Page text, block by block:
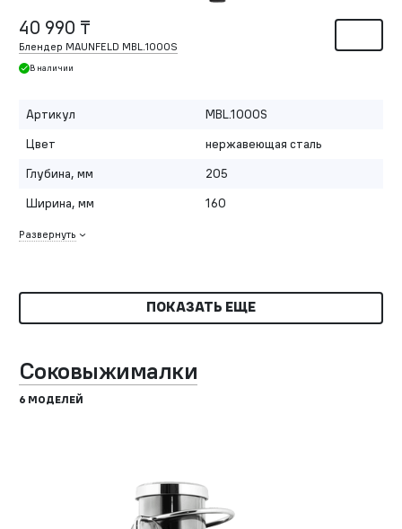
40 990 ₸
Блендер MAUNFELD MBL.1000S
В наличии
Артикул
MBL.1000S
Цвет
нержавеющая сталь
Глубина, мм
205
Ширина, мм
160
Развернуть
ПОКАЗАТЬ ЕЩЕ
Соковыжималки
6 МОДЕЛЕЙ